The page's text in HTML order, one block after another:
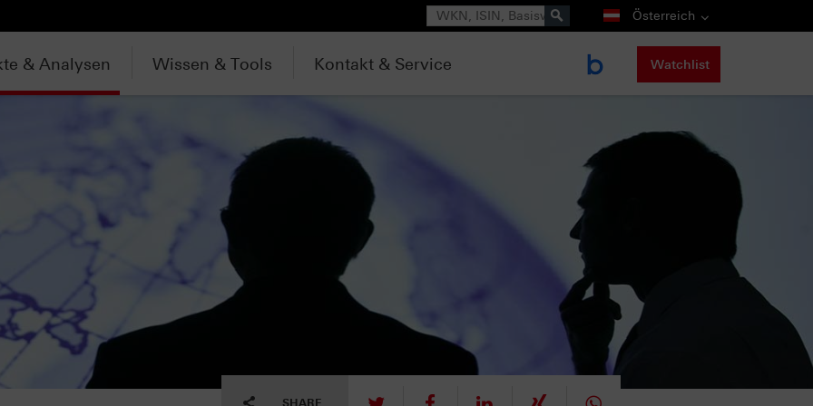
Suche Österreich
& Analysen Wissen & Tools Kontakt & Service Watchlist
SHARE tweet mitteilen